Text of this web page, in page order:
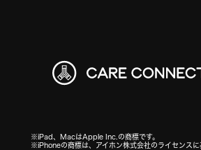
※iPad、MacはApple Inc.の商標です。
※iPhoneの商標は、アイホン株式会社のライセンスに